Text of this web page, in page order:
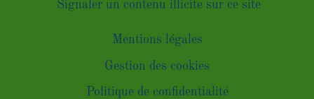
Signaler un contenu illicite sur ce site
Mentions légales
Gestion des cookies
Politique de confidentialité